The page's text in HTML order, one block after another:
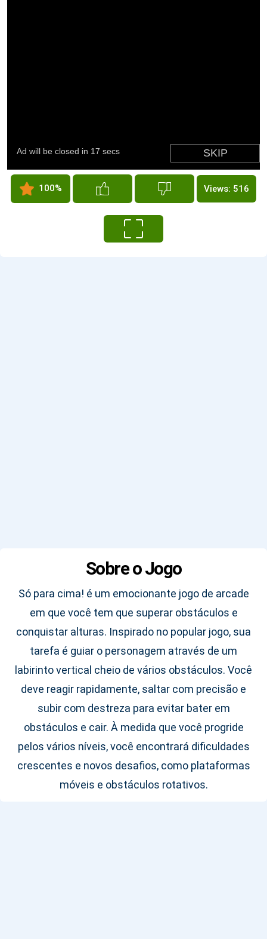
100% Views: 516
Sobre o Jogo
Só para cima! é um emocionante jogo de arcade
em que você tem que superar obstáculos e
conquistar alturas. Inspirado no popular jogo, sua
tarefa é guiar o personagem através de um
labirinto vertical cheio de vários obstáculos. Você
deve reagir rapidamente, saltar com precisão e
subir com destreza para evitar bater em
obstáculos e cair. À medida que você progride
pelos vários níveis, você encontrará dificuldades
crescentes e novos desafios, como plataformas
móveis e obstáculos rotativos.